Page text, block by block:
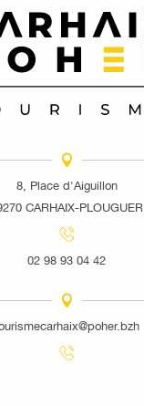
8, Place d'Aiguillon
CARHAIX-PLOUGUER
02 98 93 04 42